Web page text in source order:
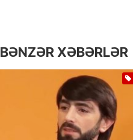
BƏNZƏR XƏBƏRLƏR